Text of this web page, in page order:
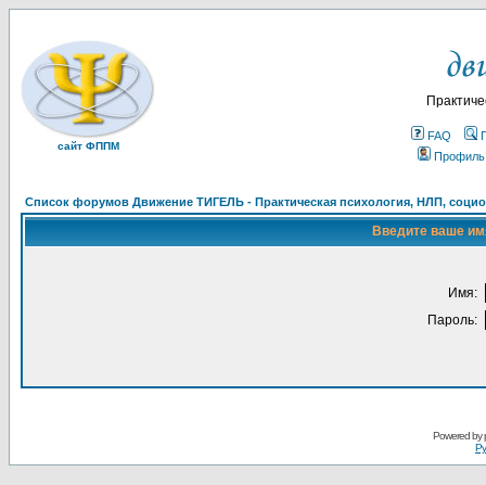
сайт ФППМ
FAQ
Профиль
Список форумов Движение ТИГЕЛЬ - Практическая психология, НЛП,
Введите ваше
Имя:
Пароль:
Powered by